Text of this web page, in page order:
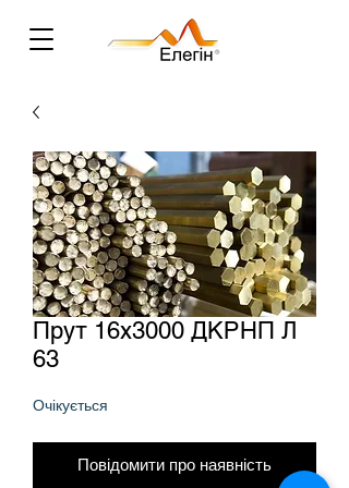
Прут 16х3000 ДКРНП Л
63
Очікується
Повідомити про наявність